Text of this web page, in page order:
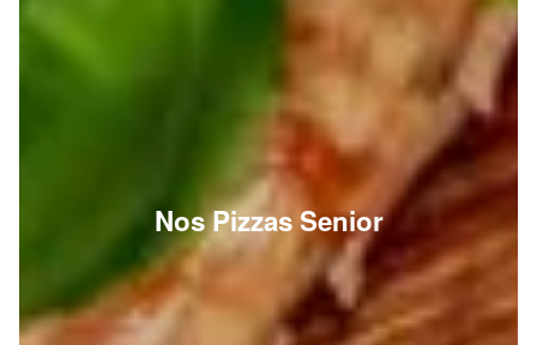
Nos Pizzas Senior